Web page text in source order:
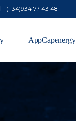
(+34)934 77 43 48
AppCapenergy